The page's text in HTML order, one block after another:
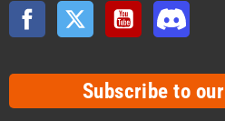
Facebook Twitter YouTube
Subscribe to